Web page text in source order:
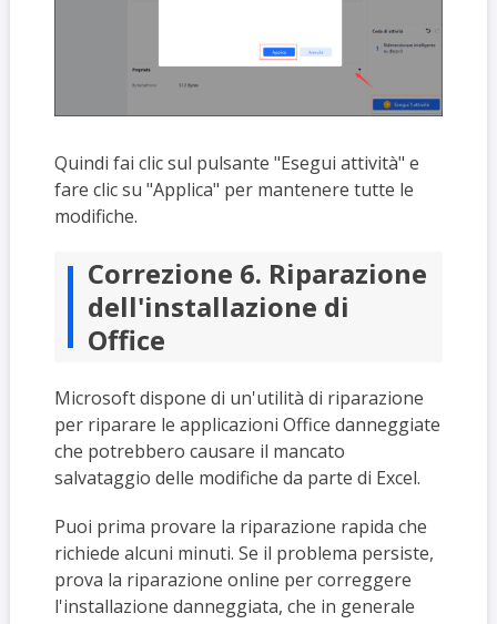
Quindi fai clic sul pulsante "Esegui attività" e
fare clic su "Applica" per mantenere tutte le
modifiche.
Correzione 6. Riparazione
dell'installazione di
Office
Microsoft dispone di un'utilità di riparazione
per riparare le applicazioni Office danneggiate
che potrebbero causare il mancato
salvataggio delle modifiche da parte di Excel.
Puoi prima provare la riparazione rapida che
richiede alcuni minuti. Se il problema persiste,
prova la riparazione online per correggere
l'installazione danneggiata, che in generale